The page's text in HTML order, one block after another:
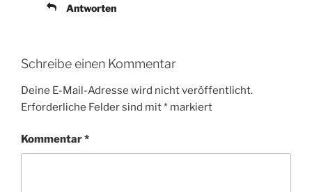
Antworten
Schreibe einen Kommentar
Deine E-Mail-Adresse wird nicht veröffentlicht.
Erforderliche Felder sind mit* markiert
Kommentar*